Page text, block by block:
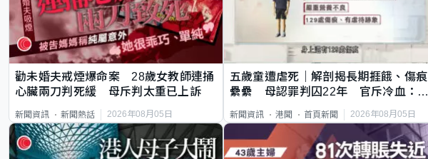
勸未婚夫戒煙爆命案 28歲女教師連捅
心臟兩刀判死緩 母斥判太重已上訴
新聞資訊 新聞熱話 2026年08月05日
五歲童遭虐死｜解剖揭長期捱餓、傷痕
纍纍 母認罪判囚22年 官斥冷血：同
新聞資訊 港聞 首頁新聞 2026年08月05日